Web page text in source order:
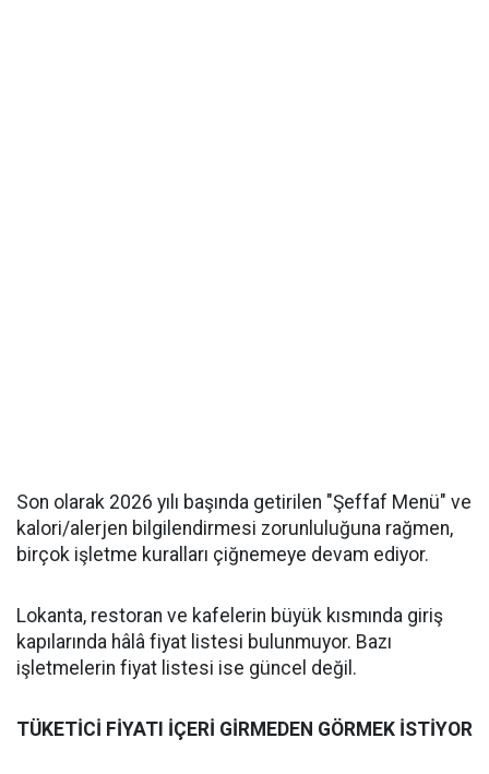
Son olarak 2026 yılı başında getirilen "Şeffaf Menü" ve
kalori/alerjen bilgilendirmesi zorunluluğuna rağmen,
birçok işletme kuralları çiğnemeye devam ediyor.
Lokanta, restoran ve kafelerin büyük kısmında giriş
kapılarında hâlâ fiyat listesi bulunmuyor. Bazı
işletmelerin fiyat listesi ise güncel değil.
TÜKETİCİ FİYATI İÇERİ GİRMEDEN GÖRMEK İSTİYOR